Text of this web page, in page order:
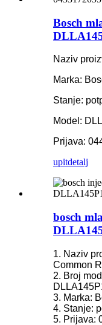
Bosch
Naziv
Marka:
Stanje:
Model:
Prijava:
upitdetalj
bosch
1. Naziv
Common
2. Broj
3. Marka:
4. Stanje:
5. Prijava: